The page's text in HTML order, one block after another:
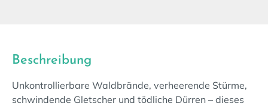
Beschreibung
Unkontrollierbare Waldbrände, verheerende Stürme,
schwindende Gletscher und tödliche Dürren – dieses